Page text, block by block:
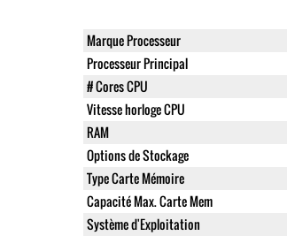
Marque Processeur
Processeur Principal
# Cores CPU
Vitesse horloge CPU
RAM
Options de Stockage
Type Carte Mémoire
Capacité Max. Carte Mem
Système d'Exploitation